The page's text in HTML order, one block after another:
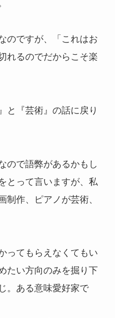
のですが、「これはお
れるのでだからこそ楽
と『芸術』の話に戻り
ので語弊があるかもし
とって言いますが、私
制作、ピアノが芸術、
ってもらえなくてもい
たい方向のみを掘り下
。ある意味愛好家で